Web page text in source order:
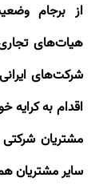
از برجام
هیات‌های
شرکت‌های
اقدام به کرایه
مشتریان شرکتی
سایر مشتریان